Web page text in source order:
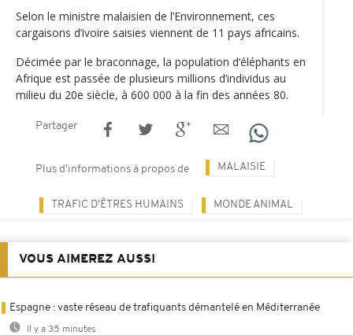
Selon le ministre malaisien de l’Environnement, ces
cargaisons d’ivoire saisies viennent de 11 pays africains.
Décimée par le braconnage, la population d‘éléphants en
Afrique est passée de plusieurs millions d’individus au
milieu du 20e siècle, à 600 000 à la fin des années 80.
Partager
Plus d'informations à propos de MALAISIE
TRAFIC D'ÊTRES HUMAINS MONDE ANIMAL
VOUS AIMEREZ AUSSI
Espagne : vaste réseau de trafiquants démantelé en Méditerranée
Il y a 35 minutes